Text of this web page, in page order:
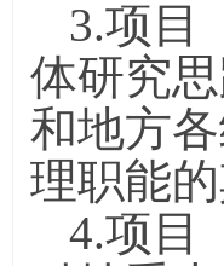
3.项目
体研究
和地方
理职能
4.项目